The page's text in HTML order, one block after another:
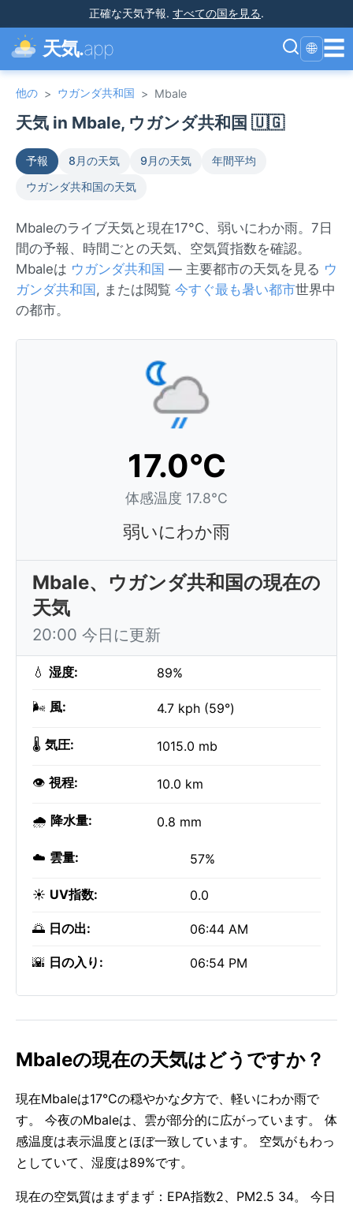
正確な天気予報. すべての国を見る.
天気.app 🌐 ☰
他の > ウガンダ共和国 > Mbale
天気 in Mbale, ウガンダ共和国 🇺🇬
予報 8月の天気 9月の天気
年間平均
ウガンダ共和国の天気
Mbaleのライブ天気と現在17°C、弱いにわか雨。7日
間の予報、時間ごとの天気、空気質指数を確認。
Mbaleは ウガンダ共和国 — 主要都市の天気を見る ウ
ガンダ共和国 , または閲覧 今すぐ最も暑い都市世界中
の都市。
17.0°C
体感温度 17.8°C
弱いにわか雨
Mbale、ウガンダ共和国の現在の
天気
20:00 今日に更新
💧 湿度: 89%
🌬️ 風: 4.7 kph (59°)
🌡️ 気圧: 1015.0 mb
👁️ 視程: 10.0 km
🌧️ 降水量: 0.8 mm
☁️ 雲量: 57%
☀️ UV指数: 0.0
🌅 日の出: 06:44 AM
🌇 日の入り: 06:54 PM
Mbaleの現在の天気はどうですか？
現在Mbaleは17°Cの穏やかな夕方で、軽いにわか雨で
す。 今夜のMbaleは、雲が部分的に広がっています。 体
感温度は表示温度とほぼ一致しています。 空気がもわっ
としていて、湿度は89%です。
現在の空気質はまずまず：EPA指数2、PM2.5 34。 今日